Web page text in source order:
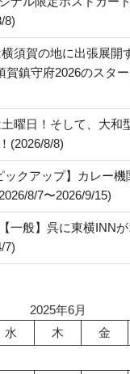
8)
横須賀の地に出張展開
賀鎮守府2026のスター
土曜日！そして、大和
(2026/8/8)
ックアップ】カレー
8/7〜2026/9/15)
一般】呉に東横INN
7)
2025年6月
水 木 金